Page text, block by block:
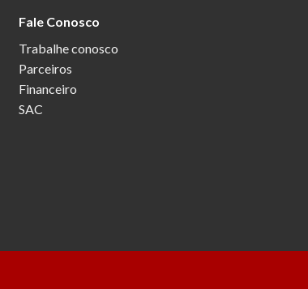
Fale Conosco
Trabalhe conosco
Parceiros
Financeiro
SAC